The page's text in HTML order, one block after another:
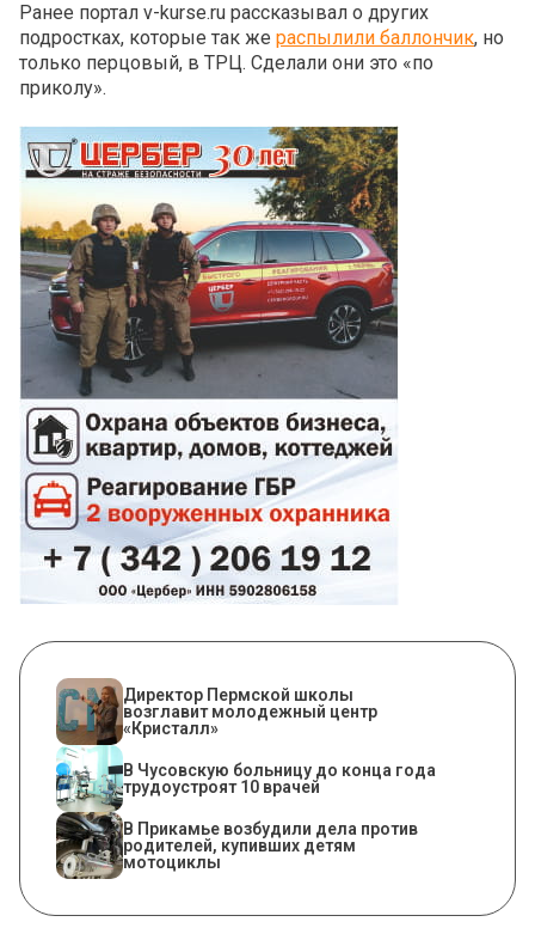
Ранее портал v-kurse.ru рассказывал о других
подростках, которые так же распылили баллончик, но
только перцовый, в ТРЦ. Сделали они это «по
приколу».
​Директор Пермской школы
возглавит молодежный центр
«Кристалл»
В Чусовскую больницу до конца года
трудоустроят 10 врачей
В Прикамье возбудили дела против
родителей, купивших детям
мотоциклы